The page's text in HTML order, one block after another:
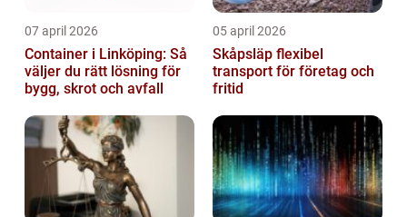
07 april 2026
Container i Linköping: Så
väljer du rätt lösning för
bygg, skrot och avfall
05 april 2026
Skåpsläp flexibel
transport för företag och
fritid